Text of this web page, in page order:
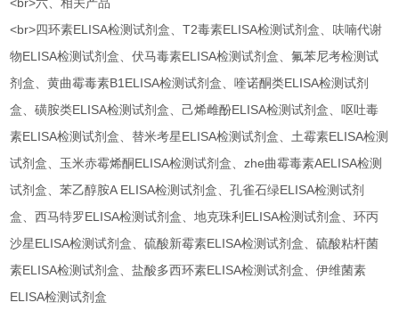
<br>四环素ELISA检测试剂盒、T2毒素ELISA检测试剂盒、呋喃代谢
物ELISA检测试剂盒、伏马毒素ELISA检测试剂盒、氟苯尼考检测试
剂盒、黄曲霉毒素B1ELISA检测试剂盒、喹诺酮类ELISA检测试剂
盒、磺胺类ELISA检测试剂盒、己烯雌酚ELISA检测试剂盒、呕吐毒
素ELISA检测试剂盒、替米考星ELISA检测试剂盒、土霉素ELISA检测
试剂盒、玉米赤霉烯酮ELISA检测试剂盒、zhe曲霉毒素AELISA检测
试剂盒、苯乙醇胺A ELISA检测试剂盒、孔雀石绿ELISA检测试剂
盒、西马特罗ELISA检测试剂盒、地克珠利ELISA检测试剂盒、环丙
沙星ELISA检测试剂盒、硫酸新霉素ELISA检测试剂盒、硫酸粘杆菌
素ELISA检测试剂盒、盐酸多西环素ELISA检测试剂盒、伊维菌素
ELISA检测试剂盒